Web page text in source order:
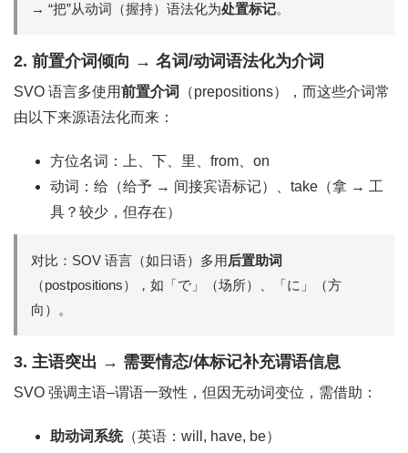
→ “把”从动词（握持）语法化为处置标记。
2. 前置介词倾向 → 名词/动词语法化为介词
SVO 语言多使用前置介词
（prepositions），而这些介词常
由以下来源语法化而来：
方位名词：上、下、里、from、on
动词：给（给予 → 间接宾语标记）、take（拿 → 工
具？较少，但存在）
对比：SOV 语言（如日语）多用后置助词
（postpositions），如「で」（场所）、「に」（方
向）。
3. 主语突出 → 需要情态/体标记补充谓语信息
SVO 强调主语–谓语一致性，但因无动词变位，需借助：
助动词系统（英语：will, have, be）